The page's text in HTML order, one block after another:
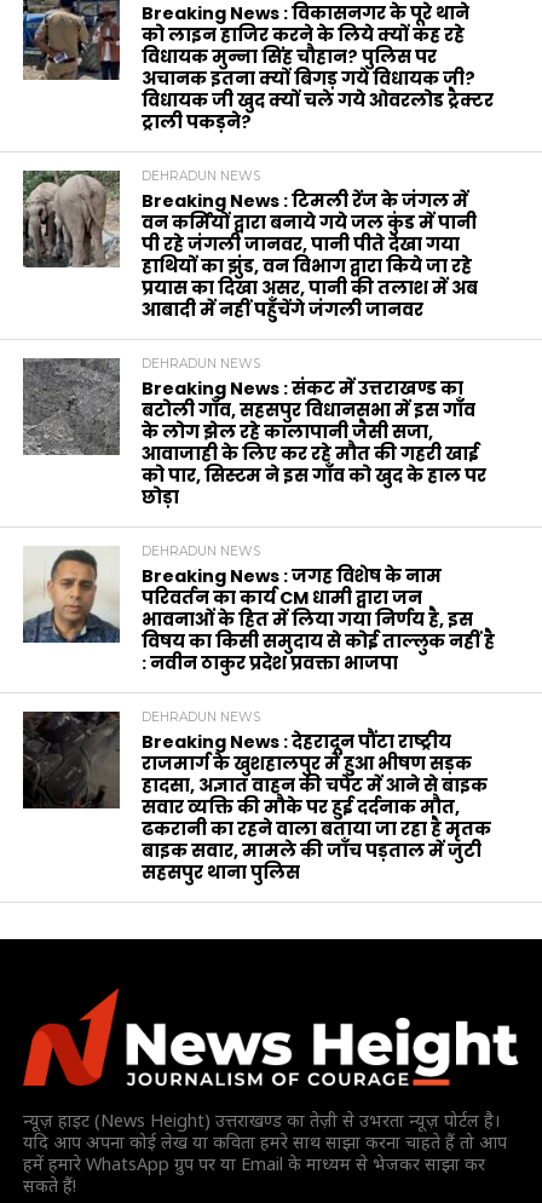
Breaking News : विकासनगर के पूरे थाने
को लाइन हाजिर करने के लिये क्यों कह रहे
विधायक मुन्ना सिंह चौहान? पुलिस पर
अचानक इतना क्यों बिगड़ गये विधायक जी?
विधायक जी खुद क्यों चले गये ओवरलोड ट्रैक्टर
ट्राली पकड़ने?
DEHRADUN NEWS
Breaking News : टिमली रेंज के जंगल में
वन कर्मियों द्वारा बनाये गये जल कुंड में पानी
पी रहे जंगली जानवर, पानी पीते देखा गया
हाथियों का झुंड, वन विभाग द्वारा किये जा रहे
प्रयास का दिखा असर, पानी की तलाश में अब
आबादी में नहीं पहुँचेंगे जंगली जानवर
DEHRADUN NEWS
Breaking News : संकट में उत्तराखण्ड का
बटोली गाँव, सहसपुर विधानसभा में इस गाँव
के लोग झेल रहे कालापानी जैसी सजा,
आवाजाही के लिए कर रहे मौत की गहरी खाई
को पार, सिस्टम ने इस गाँव को खुद के हाल पर
छोड़ा
DEHRADUN NEWS
Breaking News : जगह विशेष के नाम
परिवर्तन का कार्य CM धामी द्वारा जन
भावनाओं के हित में लिया गया निर्णय है, इस
विषय का किसी समुदाय से कोई ताल्लुक नहीं है
: नवीन ठाकुर प्रदेश प्रवक्ता भाजपा
DEHRADUN NEWS
Breaking News : देहरादून पौंटा राष्ट्रीय
राजमार्ग के खुशहालपुर में हुआ भीषण सड़क
हादसा, अज्ञात वाहन की चपेट में आने से बाइक
सवार व्यक्ति की मौके पर हुई दर्दनाक मौत,
ढकरानी का रहने वाला बताया जा रहा है मृतक
बाइक सवार, मामले की जाँच पड़ताल में जुटी
सहसपुर थाना पुलिस
न्यूज़ हाइट (News Height) उत्तराखण्ड का तेज़ी से उभरता न्यूज़ पोर्टल है।
यदि आप अपना कोई लेख या कविता हमरे साथ साझा करना चाहते हैं तो आप
हमें हमारे WhatsApp ग्रुप पर या Email के माध्यम से भेजकर साझा कर
सकते हैं!